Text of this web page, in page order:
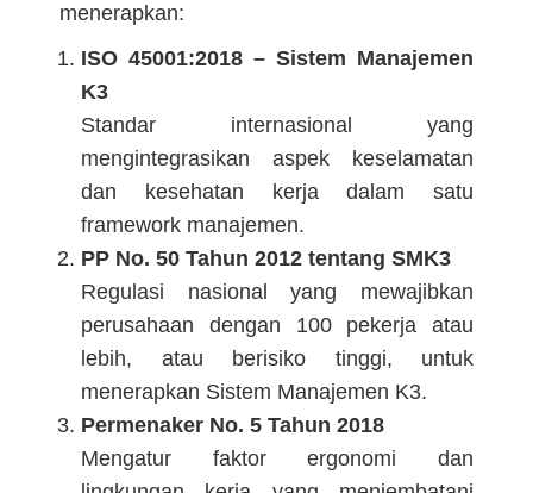
menerapkan:
ISO 45001:2018 – Sistem Manajemen
K3
Standar internasional yang
mengintegrasikan aspek keselamatan
dan kesehatan kerja dalam satu
framework manajemen.
PP No. 50 Tahun 2012 tentang SMK3
Regulasi nasional yang mewajibkan
perusahaan dengan 100 pekerja atau
lebih, atau berisiko tinggi, untuk
menerapkan Sistem Manajemen K3.
Permenaker No. 5 Tahun 2018
Mengatur faktor ergonomi dan